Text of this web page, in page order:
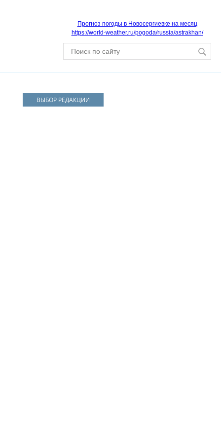
Прогноз погоды в Новосергиевке на месяц
https://world-weather.ru/pogoda/russia/astrakhan/
ВЫБОР РЕДАКЦИИ